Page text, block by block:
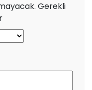
Gerekli